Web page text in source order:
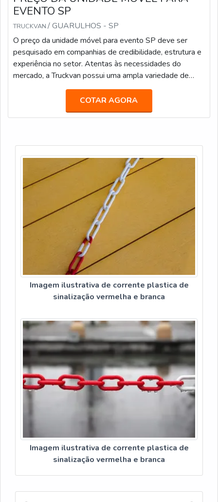
EVENTO SP
TRUCKVAN / GUARULHOS - SP
O preço da unidade móvel para evento SP deve ser
pesquisado em companhias de credibilidade, estrutura e
experiência no setor. Atentas às necessidades do
mercado, a Truckvan possui uma ampla variedade de
unidades móveis prontas no seu portfólio de locação,
tais como: Veículos de Luxo para Transporte Executivo
(JetBus e JetVan); Food Truck; Diversas carretas,
Espaço VIP, Sala de Imprensa, e infinitas
COTAR AGORA
Imagem ilustrativa de corrente plastica de
sinalização vermelha e branca
Imagem ilustrativa de corrente plastica de
sinalização vermelha e branca